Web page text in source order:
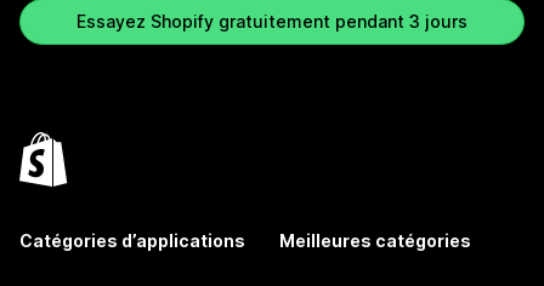
Essayez Shopify gratuitement pendant 3 jours
Catégories d’applications Meilleures catégories